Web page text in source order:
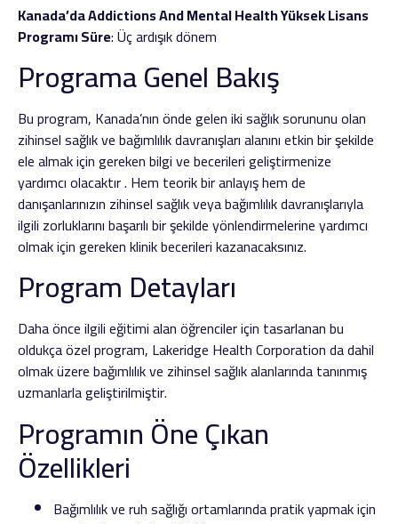
Kanada’da Addictions And Mental Health Yüksek Lisans
Programı Süre: Üç ardışık dönem
Programa Genel Bakış
Bu program, Kanada’nın önde gelen iki sağlık sorununu olan
zihinsel sağlık ve bağımlılık davranışları alanını etkin bir şekilde
ele almak için gereken bilgi ve becerileri geliştirmenize
yardımcı olacaktır . Hem teorik bir anlayış hem de
danışanlarınızın zihinsel sağlık veya bağımlılık davranışlarıyla
ilgili zorluklarını başarılı bir şekilde yönlendirmelerine yardımcı
olmak için gereken klinik becerileri kazanacaksınız.
Program Detayları
Daha önce ilgili eğitimi alan öğrenciler için tasarlanan bu
oldukça özel program, Lakeridge Health Corporation da dahil
olmak üzere bağımlılık ve zihinsel sağlık alanlarında tanınmış
uzmanlarla geliştirilmiştir.
Programın Öne Çıkan
Özellikleri
Bağımlılık ve ruh sağlığı ortamlarında pratik yapmak için